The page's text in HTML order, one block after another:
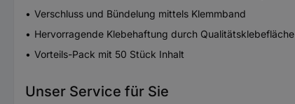
Verschluss und Bündelung mittels Klemmband
Hervorragende Klebehaftung durch Qualitätsklebefläche
Vorteils-Pack mit 50 Stück Inhalt
Unser Service für Sie